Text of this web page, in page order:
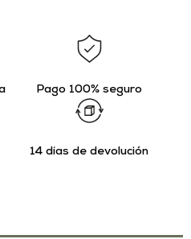
Pago 100% seguro
14 días de devolución